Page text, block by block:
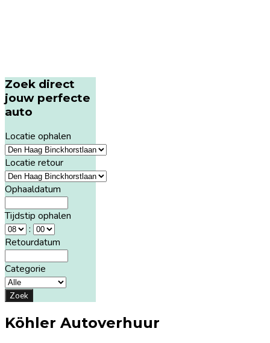
Zoek direct
jouw perfecte
auto
Locatie ophalen
Locatie retour
Ophaaldatum
Tijdstip ophalen
:
Retourdatum
Categorie
Zoek
Köhler Autoverhuur